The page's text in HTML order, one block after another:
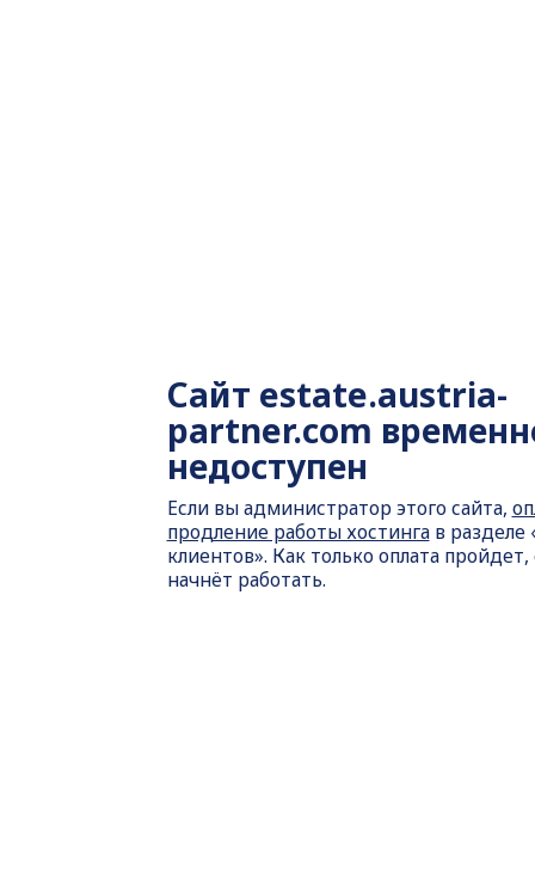
Сайт estate.austria-
partner.com
недоступен
Если вы администратор этого сайта,
продление работы хостингав разделе
клиентов». Как только оплата пройдет,
начнёт работать.